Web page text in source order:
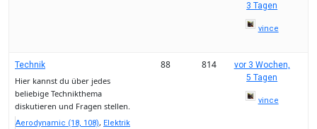
3 Tagen
vince
Technik
Hier kannst du über jedes
beliebige Technikthema
diskutieren und Fragen stellen.
Aerodynamic (18, 108)
Elektrik
88 814
vor 3 Wochen,
5 Tagen
vince